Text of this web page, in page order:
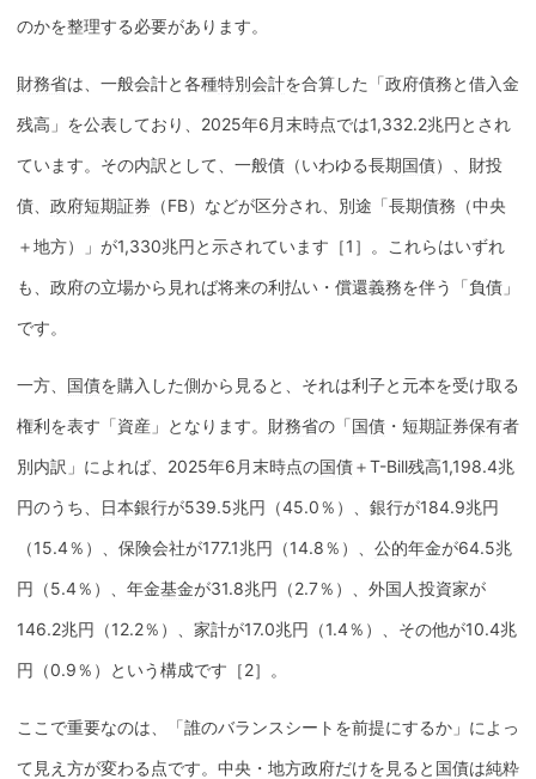
のかを整理する必要があります。
財務省は、一般会計と各種特別会計を合算した「政府債務と借入金
残高」を公表しており、2025年6月末時点では1,332.2兆円とされ
ています。その内訳として、一般債（いわゆる長期国債）、財投
債、 政府短期証券 （FB）などが区分され、別途「長期債務（中央
＋地方）」が1,330兆円と示されています［1］。これらはいずれ
も、政府の立場から見れば将来の利払い・償還義務を伴う「負債」
です。
一方、 国債を購入した側から見ると、それは利子と元本を受け取る
権利を表す「資産」となります。 財務省の「国債 ・短期証券保有者
別内訳」によれば、2025年6月末時点の国債＋T-Bill残高1,198.4兆
円のうち、
日本銀行が539.5兆円（45.0％）、銀行が184.9兆円
（15.4％）、保険会社が177.1兆円（14.8％）、 公的年金が64.5兆
円（5.4％）、年金基金が31.8兆円（2.7％）、外国人投資家が
146.2兆円（12.2％）、家計が17.0兆円（1.4％）、その他が10.4兆
円（0.9％）という構成です［2］。
ここで重要なのは、「誰のバランスシートを前提にするか」によっ
て見え方が変わる点です。中央・地方政府だけを見ると 国債は純粋